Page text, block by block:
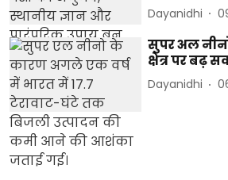
Dayanidhi
सुपर अल
क्षेत्र पर बढ़
Dayanidhi